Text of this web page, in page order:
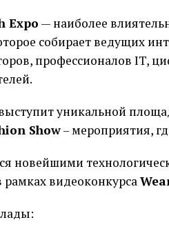
Expo — наиболее
собирает ведущих
профессионалов IT,
уникальной
Show– мероприятия,
новейшими
рамках видеоконкурса